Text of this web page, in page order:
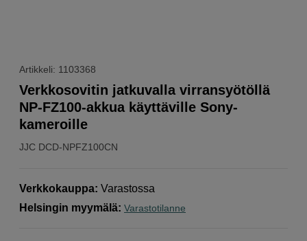
Artikkeli: 1103368
JJC DCD-NPFZ100CN
Verkkosovitin jatkuvalla virransyötöllä
NP-FZ100-akkua käyttäville Sony-
kameroille
Verkkokauppa: Varastossa
Helsingin myymälä: Varastotilanne